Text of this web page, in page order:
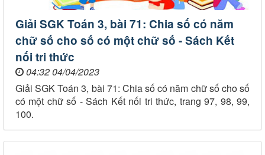
Giải SGK Toán 3, bài 71: Chia số có năm
chữ số cho số có một chữ số - Sách Kết
nối tri thức
04:32 04/04/2023
Giải SGK Toán 3, bài 71: Chia số có năm chữ số cho số
có một chữ số - Sách Kết nối tri thức, trang 97, 98, 99,
100.